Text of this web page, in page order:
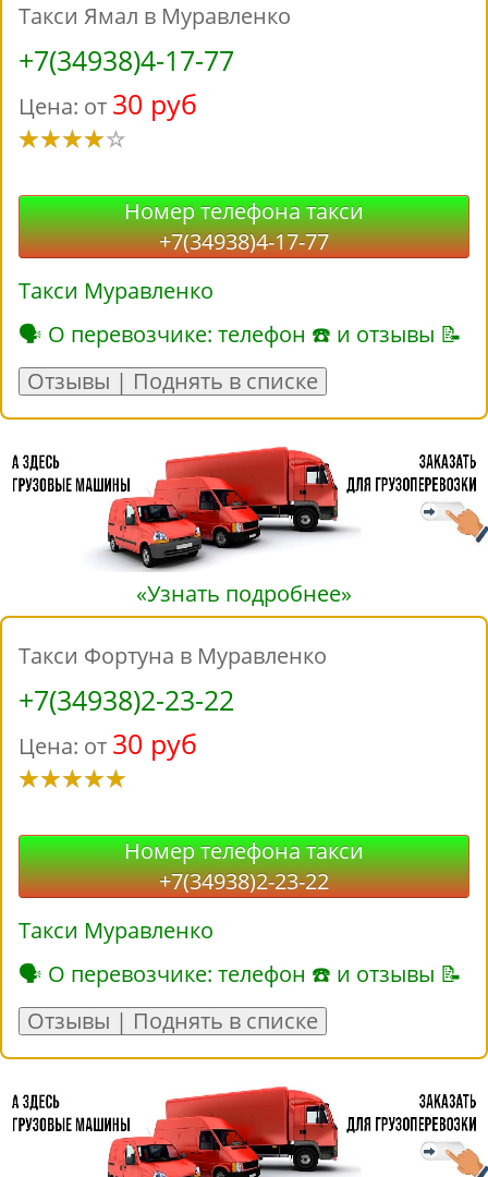
Такси Ямал в Муравленко
+7(34938)4-17-77
Цена: от 30 руб
Номер телефона такси
+7(34938)4-17-77
Такси Муравленко
🗣 О перевозчике: телефон ☎ и отзывы 📝
Отзывы | Поднять в списке
«Узнать подробнее»
Такси Фортуна в Муравленко
+7(34938)2-23-22
Цена: от 30 руб
Номер телефона такси
+7(34938)2-23-22
Такси Муравленко
🗣 О перевозчике: телефон ☎ и отзывы 📝
Отзывы | Поднять в списке